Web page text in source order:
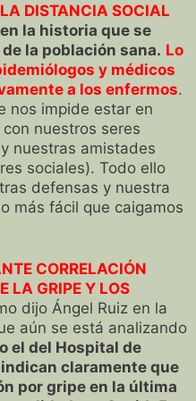
DISTANCIA SOCIAL
la historia que se
la población sana. Lo
y médicos
a los enfermos.
nos impide estar en
nuestros seres
nuestras amistades
sociales). Todo ello
defensas y nuestra
más fácil que caigamos
CORRELACIÓN
LA GRIPE Y LOS
dijo Ángel Ruiz en la
aún se está analizando
el del Hospital de
claramente que
por gripe en la última